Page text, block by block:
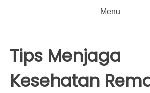
Menu
Tips Menjaga
Kesehatan